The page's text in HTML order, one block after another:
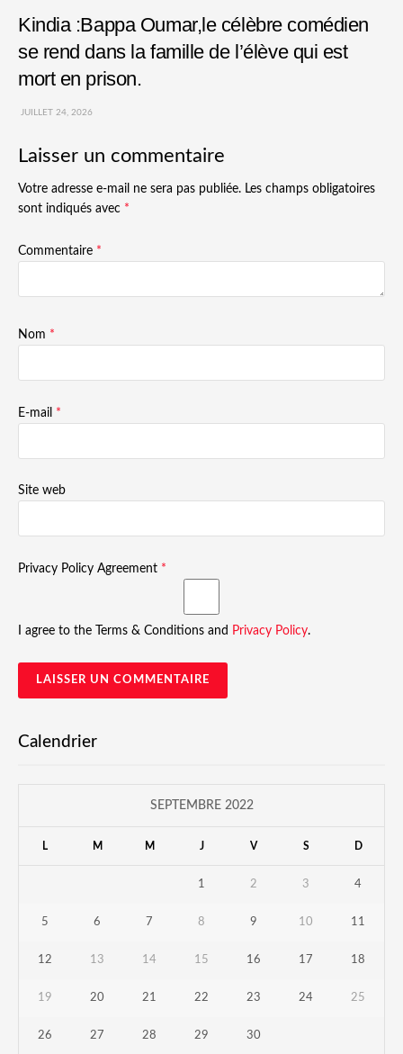
Kindia :Bappa Oumar,le célèbre comédien
se rend dans la famille de l’élève qui est
mort en prison.
JUILLET 24, 2026
Laisser un commentaire
Votre adresse e-mail ne sera pas publiée. Les champs obligatoires
sont indiqués avec *
Commentaire *
Nom *
E-mail *
Site web
Privacy Policy Agreement *
I agree to the Terms & Conditions and Privacy Policy.
Calendrier
SEPTEMBRE 2022
L M M J V S D
1 2 3 4
5 6 7 8 9 10 11
12 13 14 15 16 17 18
19 20 21 22 23 24 25
26 27 28 29 30